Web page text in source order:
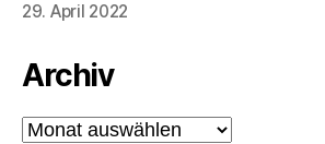
29. April 2022
Archiv
Archiv